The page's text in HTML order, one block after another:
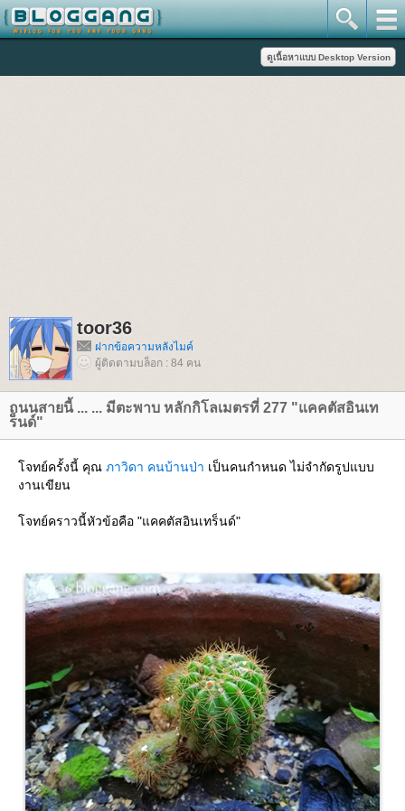
toor36
ฝากข้อความหลังไมค์
ผู้ติดตามบล็อก : 84 คน
ถนนสายนี้ ... ... มีตะพาบ หลักกิโลเมตรที่ 277 "แคคตัสอินเท
ร็นด์"
จทย์ครั้งนี้ คุณ ภาวิดา คนบ้านป่า เป็นคนกำหนด ไม่จำกัดรูปแบบ
งานเขียน
จทย์คราวนี้หัวข้อคือ "แคคตัสอินเทร็นด์"